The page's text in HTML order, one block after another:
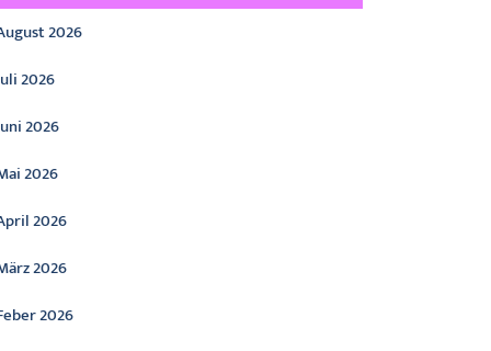
2026
2026
2026
2026
2026
2026
2026